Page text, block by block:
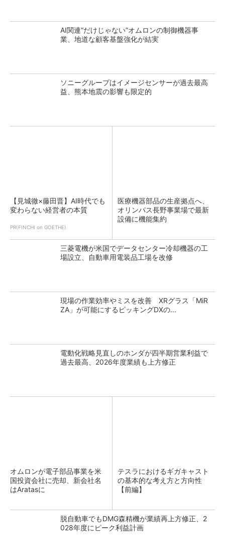
AI関連“だけじゃない”オムロンの制御機器事
業、地道な顧客基盤強化が結実
ソニーグループはイメージセンサーが過去最高
益、熊本地震の影響も限定的
【見城徹×藤田晋】AI時代でも
変わらない経営者の本質
PR(FINCHI on GOETHE)
医療機器部品の生産拠点へ、
オリンパス長野事業場で最新
設備に機能集約
三菱電機が米国でデータセンター冷却機器の工
場設立、自動車用電装品工場を改修
現場の作業効率やミスを改善 XRグラス「MiR
ZA」が可能にするピッキングDXの...
電動化戦略見直しのホンダが四半期営業利益で
過去最高、2026年度業績も上方修正
オムロンが電子部品事業を米
国投資会社に売却、新会社名
はAratasに
テスラにおけるギガキャスト
の基本的な考え方と方向性
【前編】
脱自動車でもDMG森精機が業績再上方修正、2
028年度にピーク利益計画